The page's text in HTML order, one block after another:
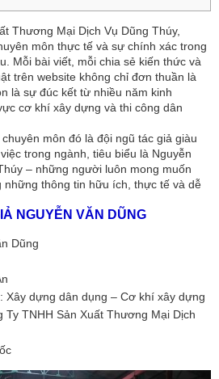
Thương Mại Dịch Vụ Dũng Thúy,
môn thực tế và sự chính xác trong
Mỗi bài viết, mỗi chia sẻ kiến thức và
trên website không chỉ đơn thuần là
là sự đúc kết từ nhiều năm kinh
cơ khí xây dựng và thi công dân
môn đó là đội ngũ tác giả giàu
trong ngành, tiêu biểu là Nguyễn
– những người luôn mong muốn
những thông tin hữu ích, thực tế và dễ
NGUYỄN VĂN DŨNG
Dũng
Xây dựng dân dụng – Cơ khí xây dựng
TNHH Sản Xuất Thương Mại Dịch